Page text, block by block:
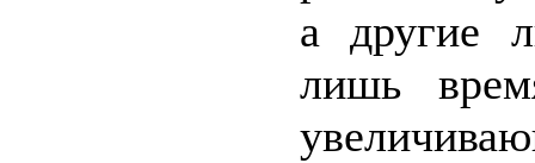
а другие
лишь